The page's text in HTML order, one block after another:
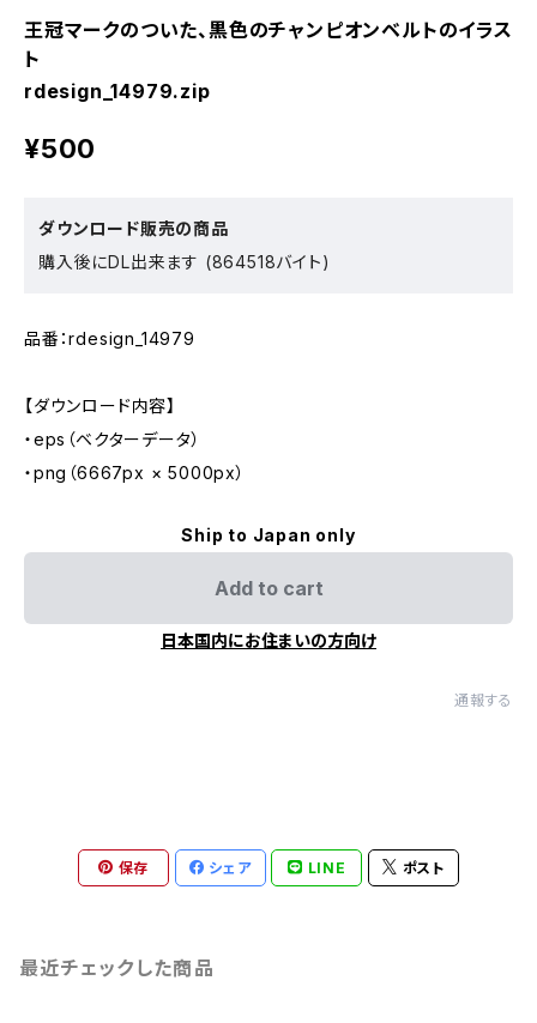
王冠マークのついた、黒色のチャンピオンベルトのイラス
ト
rdesign_14979.zip
¥500
ダウンロード販売の商品
購入後にDL出来ます (864518バイト)
品番：rdesign_14979
【ダウンロード内容】
・eps（ベクターデータ）
・png（6667px × 5000px）
Ship to Japan only
Add to cart
日本国内にお住まいの方向け
通報する
保存 シェア LINE ポスト
最近チェックした商品